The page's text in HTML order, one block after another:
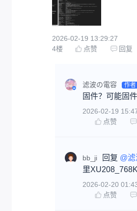
2026-02-19 13:29:27
4楼 点赞 回复
滤波の電容 作者
固件？可能固
2026-02-19
点赞
bb_ji 回复 @滤
里
2026-02-20
点赞